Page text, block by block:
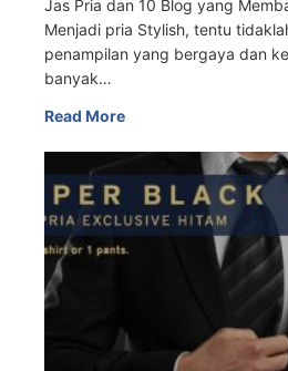
Jas Pria dan 10 Blog yang
Menjadi pria Stylish, tentu
penampilan yang bergaya dan
banyak…
Read More